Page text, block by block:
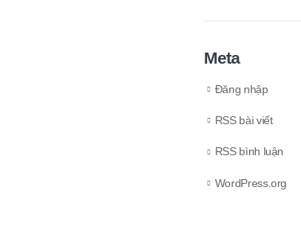
Meta
Đăng nhập
RSS bài viết
RSS bình luận
WordPress.org